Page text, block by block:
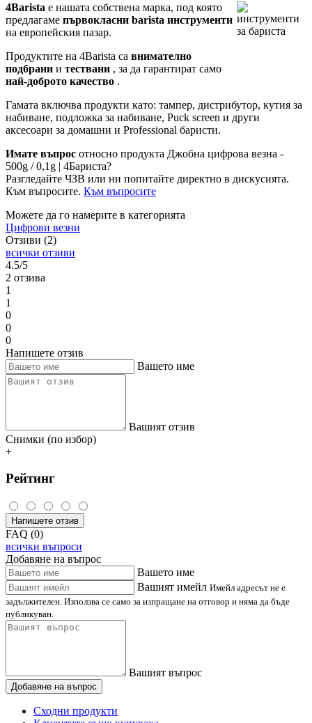
4Barista е нашата собствена марка, под която
предлагаме първокласни barista инструменти
на европейския пазар.
Продуктите на 4Barista са внимателно
подбрани и тествани , за да гарантират само
най-доброто качество .
Гамата включва продукти като: тампер, дистрибутор, кутия за
набиване, подложка за набиване, Puck screen и други
аксесоари за домашни и Professional баристи.
Имате въпрос относно продукта Джобна цифрова везна -
500g / 0,1g | 4Бариста?
Разгледайте ЧЗВ или ни попитайте директно в дискусията.
Към въпросите. Към въпросите
Можете да го намерите в категорията
Цифрови везни
Отзиви (2)
всички отзиви
4.5/5
2 отзива
1
1
0
0
0
Напишете отзив
Вашето име
Вашият отзив
Снимки (по избор)
+
Рейтинг
Напишете отзив
FAQ (0)
всички въпроси
Добавяне на въпрос
Вашето име
Вашият имейл Имейл адресът не е
задължителен. Използва се само за изпращане на отговор и няма да бъде
публикуван.
Вашият въпрос
Добавяне на въпрос
Сходни продукти